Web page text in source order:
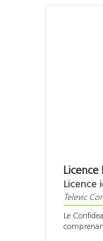
Licence
Licence
Televic
Le